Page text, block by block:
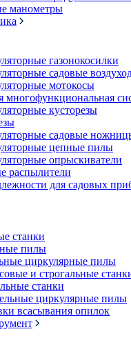
манометры
газонокосилки
садовые
мотокосы
многофункциональная
кусторезы
садовые
цепные пилы
опрыскиватели
распылители
для садовых
станки
пилы
циркулярные пилы
и строгальные
станки
циркулярные пилы
всасывания опилок